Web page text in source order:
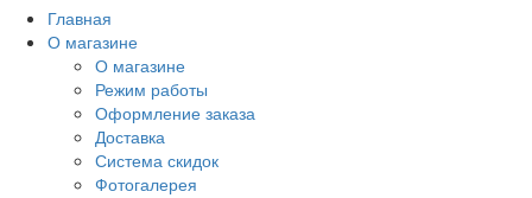
Главная
О магазине
О магазине
Режим работы
Оформление заказа
Доставка
Система скидок
Фотогалерея